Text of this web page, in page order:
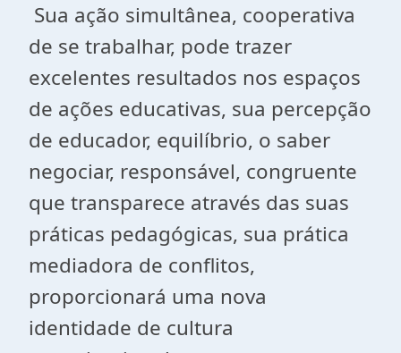
Sua ação simultânea, cooperativa
de se trabalhar, pode trazer
excelentes resultados nos espaços
de ações educativas, sua percepção
de educador, equilíbrio, o saber
negociar, responsável, congruente
que transparece através das suas
práticas pedagógicas, sua prática
mediadora de conflitos,
proporcionará uma nova
identidade de cultura